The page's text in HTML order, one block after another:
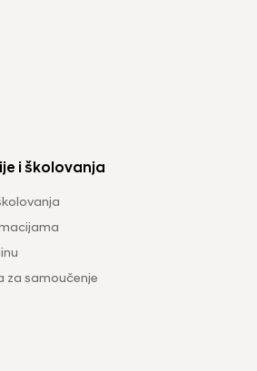
i školovanja
za samoučenje